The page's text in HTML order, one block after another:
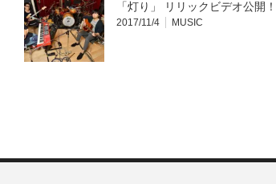
「灯り」 リリックビデオ公開！
2017/11/4 MUSIC